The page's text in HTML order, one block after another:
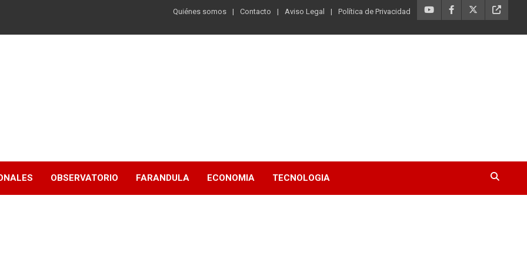
Quiénes somos Contacto Aviso Legal Política de Privacidad
OBSERVATORIO FARANDULA ECONOMIA TECNOLOGIA